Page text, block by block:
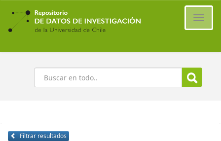
Ir
contenido
principal
Buscar
Filtrar resultados